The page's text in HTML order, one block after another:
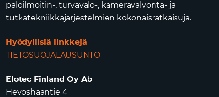
paloilmoitin-, turvavalo-, kameravalvonta- ja
tutkatekniikkajärjestelmien kokonaisratkaisuja.
Hyödyllisiä linkkejä
TIETOSUOJALAUSUNTO
Elotec Finland Oy Ab
Hevoshaantie 4